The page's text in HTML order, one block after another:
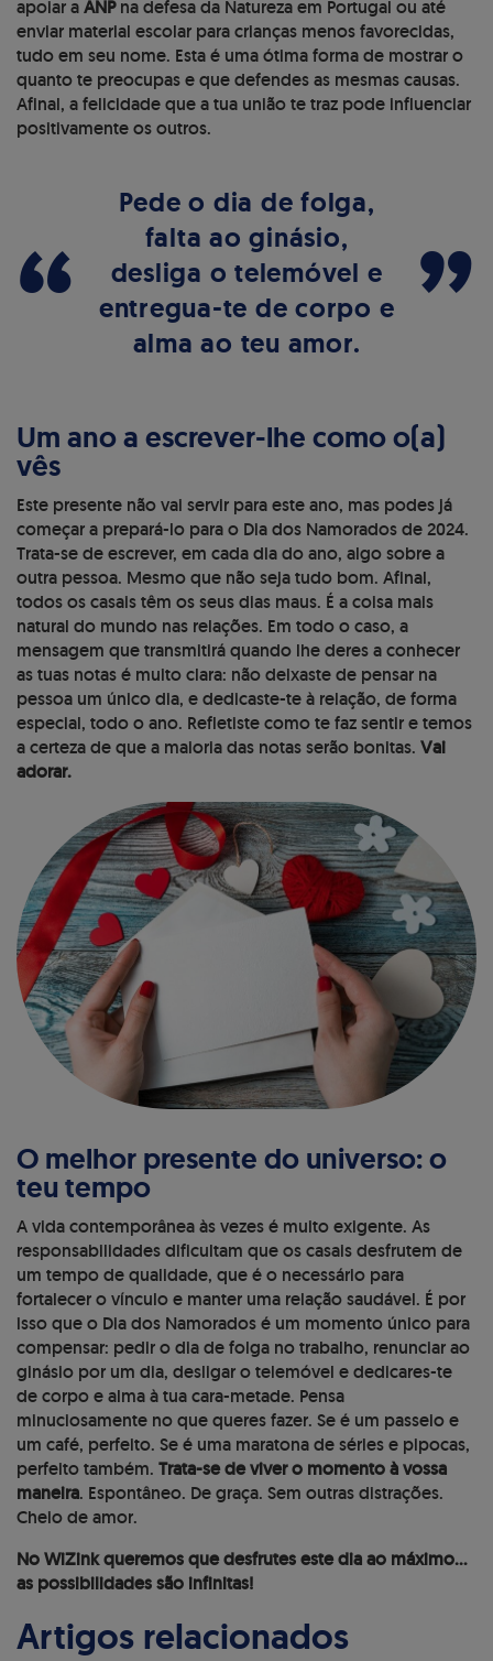
apoiar aANPna defesa da Natureza em Portugal ou até
enviar material escolar para crianças menos favorecidas,
tudo em seu nome. Esta é uma ótima forma de mostrar o
quanto te preocupas e que defendes as mesmas causas.
Afinal, a felicidade que a tua união te traz pode influenciar
positivamente os outros.
“
Pede o dia de folga,
falta ao ginásio,
desliga o telemóvel e
entregua-te de corpo e
alma ao teu amor.
”
Um ano a escrever-lhe como o(a)
vês
Este presente não vai servir para este ano, mas podes já
começar a prepará-lo para o Dia dos Namorados de 2024.
Trata-se de escrever, em cada dia do ano, algo sobre a
outra pessoa. Mesmo que não seja tudo bom. Afinal,
todos os casais têm os seus dias maus. É a coisa mais
natural do mundo nas relações. Em todo o caso, a
mensagem que transmitirá quando lhe deres a conhecer
as tuas notas é muito clara: não deixaste de pensar na
pessoa um único dia, e dedicaste-te à relação, de forma
especial, todo o ano. Refletiste como te faz sentir e temos
a certeza de que a maioria das notas serão bonitas. Vai
adorar.
O melhor presente do universo: o
teu tempo
A vida contemporânea às vezes é muito exigente. As
responsabilidades dificultam que os casais desfrutem de
um tempo de qualidade, que é o necessário para
fortalecer o vínculo e manter uma relação saudável. É por
isso que o Dia dos Namorados é um momento único para
compensar: pedir o dia de folga no trabalho, renunciar ao
ginásio por um dia, desligar o telemóvel e dedicares-te
de corpo e alma à tua cara-metade. Pensa
minuciosamente no que queres fazer. Se é um passeio e
um café, perfeito. Se é uma maratona de séries e pipocas,
perfeito também. Trata-se de viver o momento à vossa
maneira. Espontâneo. De graça. Sem outras distrações.
Cheio de amor.
No WiZink queremos que desfrutes este dia ao máximo…
as possibilidades são infinitas!
Artigos relacionados